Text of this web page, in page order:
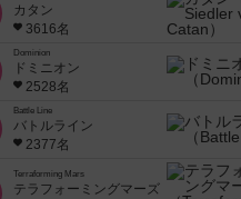
カタン
3616名
Dominion
ドミニオン
2528名
Battle Line
バトルライン
2377名
Terraforming Mars
テラフォーミングマーズ